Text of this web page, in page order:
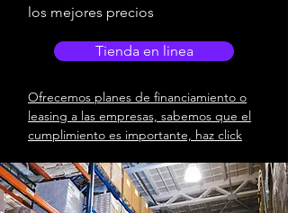
los mejores precios
Tienda en linea
Ofrecemos planes de financiamiento o
leasing a las empresas, sabemos que el
cumplimiento es importante, haz click